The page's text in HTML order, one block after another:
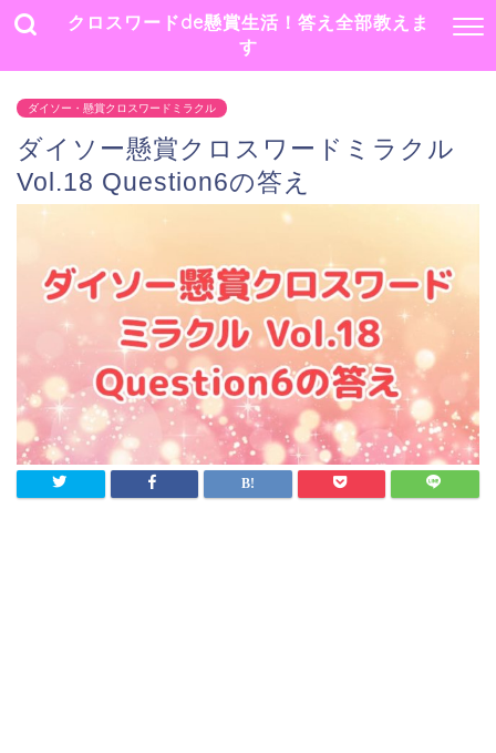
クロスワードde懸賞生活！答え全部教えま
す
ダイソー・懸賞クロスワードミラクル
ダイソー懸賞クロスワードミラクル
Vol.18 Question6の答え